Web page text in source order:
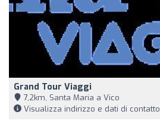
Grand Tour Viaggi
7,2km, Santa Maria a Vico
Visualizza indirizzo e dati di contatto